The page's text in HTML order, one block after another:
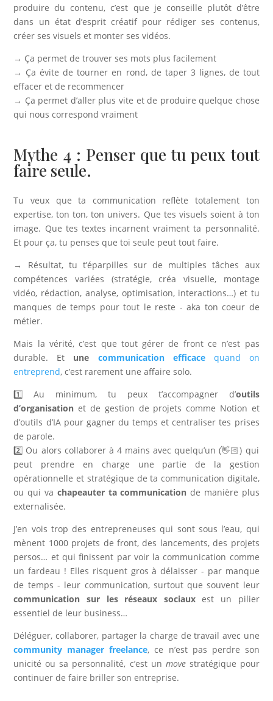
produire du contenu, c’est que je conseille plutôt d’être
dans un état d’esprit créatif pour rédiger ses contenus,
créer ses visuels et monter ses vidéos.
→ Ça permet de trouver ses mots plus facilement
→ Ça évite de tourner en rond, de taper 3 lignes, de tout
effacer et de recommencer
→ Ça permet d’aller plus vite et de produire quelque chose
qui nous correspond vraiment
Mythe 4 : Penser que tu peux tout
faire seule.
Tu veux que ta communication reflète totalement ton
expertise, ton ton, ton univers. Que tes visuels soient à ton
image. Que tes textes incarnent vraiment ta personnalité.
Et pour ça, tu penses que toi seule peut tout faire.
→ Résultat, tu t’éparpilles sur de multiples tâches aux
compétences variées (stratégie, créa visuelle, montage
vidéo, rédaction, analyse, optimisation, interactions…) et tu
manques de temps pour tout le reste - aka ton coeur de
métier.
Mais la vérité, c’est que tout gérer de front ce n’est pas
durable. Et une communication efficacequand on
entreprend, c’est rarement une affaire solo.
1️⃣ Au minimum, tu peux t’accompagner d’outils
d’organisation et de gestion de projets comme Notion et
d’outils d’IA pour gagner du temps et centraliser tes prises
de parole.
2️⃣ Ou alors collaborer à 4 mains avec quelqu’un (👋🏻) qui
peut prendre en charge une partie de la gestion
opérationnelle et stratégique de ta communication digitale,
ou qui va chapeauter ta communication de manière plus
externalisée.
J’en vois trop des entrepreneuses qui sont sous l’eau, qui
mènent 1000 projets de front, des lancements, des projets
persos… et qui finissent par voir la communication comme
un fardeau ! Elles risquent gros à délaisser - par manque
de temps - leur communication, surtout que souvent leur
communication sur les réseaux sociauxest un pilier
essentiel de leur business…
Déléguer, collaborer, partager la charge de travail avec une
community manager freelance, ce n’est pas perdre son
unicité ou sa personnalité, c’est un movestratégique pour
continuer de faire briller son entreprise.